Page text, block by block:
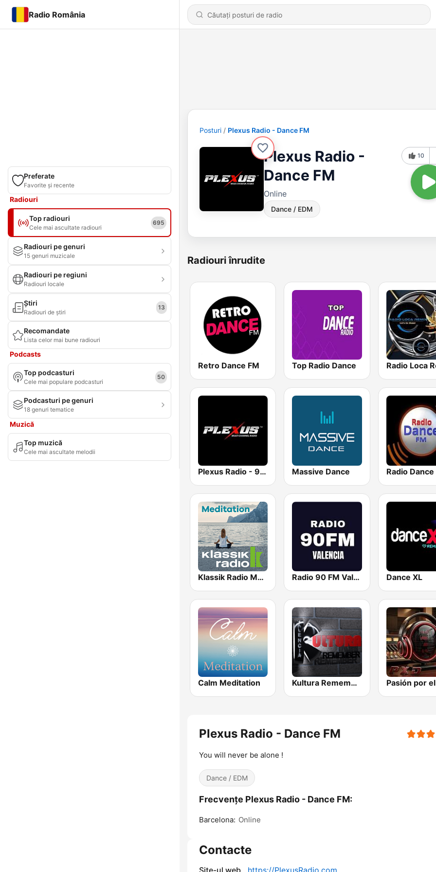
Radio România
Preferate
Favorite și recente
Radiouri
Top radiouri
Cele mai ascultate radiouri
695
Radiouri pe genuri
15 genuri muzicale
Radiouri pe regiuni
Radiouri locale
Știri
Radiouri de știri
13
Recomandate
Lista celor mai bune radiouri
Podcasts
Top podcasturi
Cele mai populare podcasturi
50
Podcasturi pe genuri
18 genuri tematice
Muzică
Top muzică
Cele mai ascultate melodii
Posturi Plexus Radio - Dance FM
Plexus Radio -
Dance FM
Online
Dance / EDM
10
Radiouri înrudite
Retro Dance FM Top Radio Dance Radio Loca
Plexus Radio - 90's Dance Classics Massive Dance Radio Dance
Klassik Radio Meditation Radio 90 FM Valencia Dance XL
Calm Meditation Kultura Remember FM Valencia
Plexus Radio - Dance FM
You will never be alone !
Dance / EDM
Frecvențe Plexus Radio - Dance FM:
Barcelona: Online
Contacte